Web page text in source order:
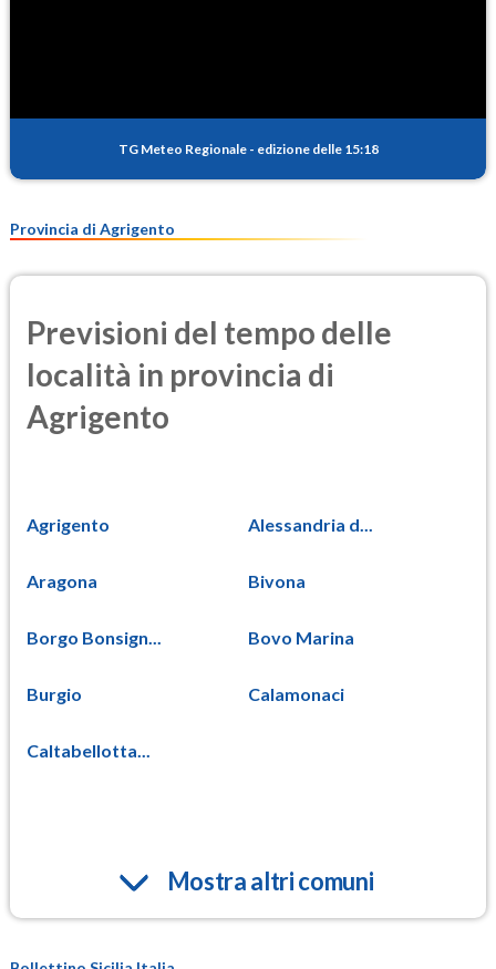
TG Meteo Regionale - edizione delle 15:18
Provincia di Agrigento
Previsioni del tempo delle
località in provincia di
Agrigento
Agrigento Alessandria d...
Aragona Bivona
Borgo Bonsign... Bovo Marina
Burgio Calamonaci
Caltabellotta...
Mostra altri comuni